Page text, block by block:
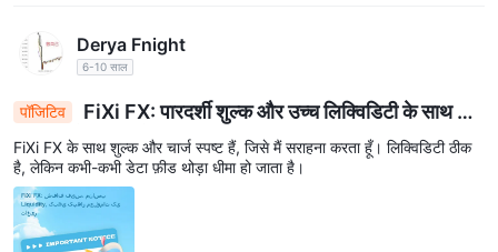
Derya Fnight
6-10 साल
पॉजिटिव
FiXi FX: पारदर्शी शुल्क और उच्च लिक्विडिटी के साथ क
भी-कभी डेटा फ़ीड में हंगामा
FiXi FX के साथ शुल्क और चार्ज स्पष्ट हैं, जिसे मैं सराहना करता हूँ। लिक्विडिटी ठीक
है, लेकिन कभी-कभी डेटा फ़ीड थोड़ा धीमा हो जाता है।